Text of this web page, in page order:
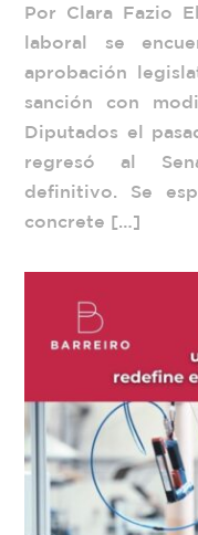
Por Clara Fazio
laboral se
aprobación
sanción con
Diputados el
regresó al
definitivo. Se
concrete […]